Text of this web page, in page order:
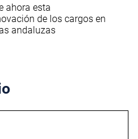
ahora esta
de los cargos en
andaluzas